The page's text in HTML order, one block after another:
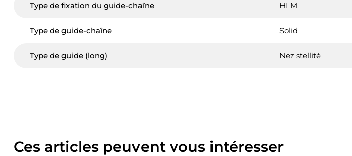
Type de fixation du guide-chaîne HLM
Type de guide-chaîne Solid
Type de guide (long) Nez stellité
Ces articles peuvent vous intéresser